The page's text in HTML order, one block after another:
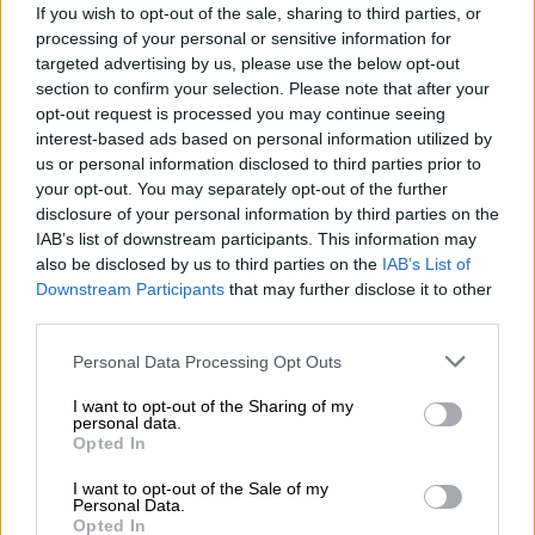
If you wish to opt-out of the sale, sharing to third parties, or
processing of your personal or sensitive information for
targeted advertising by us, please use the below opt-out
section to confirm your selection. Please note that after your
opt-out request is processed you may continue seeing
interest-based ads based on personal information utilized by
us or personal information disclosed to third parties prior to
your opt-out. You may separately opt-out of the further
disclosure of your personal information by third parties on the
IAB’s list of downstream participants. This information may
also be disclosed by us to third parties on the IAB’s List of
Downstream Participants that may further disclose it to other
Please note that this website/app uses one or more Google
not limited to your visit or usage behaviour. You may click to
grant or deny consent to Google and its third-party tags to
use your data for below specified purposes in below Google
consent section.
Personal Data Processing Opt Outs
I want to opt-out of the Sharing of my
personal data.
Opted In
I want to opt-out of the Sale of my
Personal Data.
Opted In
Δικαστήριο, όπου η πλειονότητα των
δικαστών είναι συντηρητικοί. Τοδικαστήριο
δέχθηκε στα μέσα Δεκεμβρίου να μελετήσει
στις 10 Ιανουαρίου το αίτημα εξέτασης της
συνταγματικότηταςτου νόμου αυτού.
Ντόναλντ Τραμπσυναντήθηκε πρόσφατα
με τoνδιευθύνοντασύμβουλο τουTikTok,
τον Σου Ζι Τσου, στην κατοικία του στη
Φλόριντα, και έχει εκφράσει πολλές φορές
υποστήριξή
του στο μέσο κοινωνικής
εφαρμογή, ο μελλοντικός πρόεδρος εκτιμά
σήμερα πως του
ένα νεαρό ακροατήριο και δήλωσε πρόσφατα
πως έχει «αδυναμία» στο μέσο.